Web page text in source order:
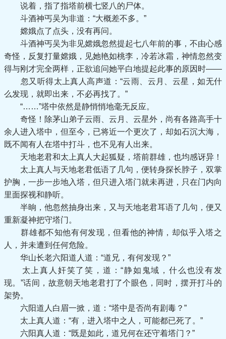
说着，指了指塔前横七竖八的尸体。
斗酒神丐吴为非道：“大概差不多。”
嫦娥点了点头，没有再问。
斗酒神丐吴为非见嫦娥忽然提起七八年前的事，不由心感
奇怪，反复打量嫦娥，见她艳如桃李，冷若冰霜，神情忽然变
得与刚才完全两样，正欲追问她平白地提起此事的原因时——
忽又听得太上真人高声道：“云雨、云月、云星，如无什
么发现，就即出来，不必再找了。”
“……”塔中依然是静悄悄地毫无反应。
奇怪！除茅山弟子云雨、云月、云星外，尚有各路高手十
余人进入塔中，但至今，已将近一个更次了，却如石沉大海，
既不闻有人在塔中打斗，也不见有人出来。
天地老君和太上真人大起狐疑，塔前群雄，也均感讶异！
太上真人与天地老君低语了几句，便转身探长脖子，双掌
护胸，一步一步地入塔，但只进入塔门就未再进，只在门内向
里面探视和静听。
半晌，他忽然抽身出来，又与天地老君耳语了几句，便又
重新凝神把守塔门。
群雄都不知他有何发现，但看他的神情，却似乎入塔之
人，并未遭到任何危险。
华山长老六阳道人道：“道兄，有何发现？”
太上真人奸笑了笑，道：“静如鬼域，什么也没有发
现。”话间，故意朝天地老君打了个眼色，同时，摆开打斗的
架势。
六阳道人白眉一掀，道：“塔中是否尚有剧毒？”
太上真人道：“有，进入塔中之人，可能都已死了。”
六阳真人道：“既是如此，道兄何在还守着塔门？”